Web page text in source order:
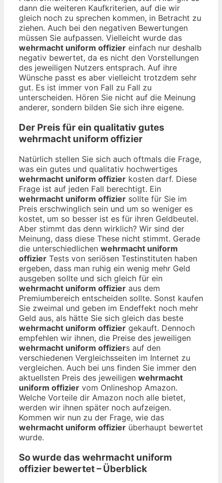
dann die weiteren Kaufkriterien, auf die wir
gleich noch zu sprechen kommen, in Betracht zu
ziehen. Auch bei den negativen Bewertungen
müssen Sie aufpassen. Vielleicht wurde das
wehrmacht uniform offizier einfach nur deshalb
negativ bewertet, da es nicht den Vorstellungen
des jeweiligen Nutzers entsprach. Auf ihre
Wünsche passt es aber vielleicht trotzdem sehr
gut. Es ist immer von Fall zu Fall zu
unterscheiden. Hören Sie nicht auf die Meinung
anderer, sondern bilden Sie sich ihre eigene.
Der Preis für ein qualitativ gutes
wehrmacht uniform offizier
Natürlich stellen Sie sich auch oftmals die Frage,
was ein gutes und qualitativ hochwertiges
wehrmacht uniform offizier kosten darf. Diese
Frage ist auf jeden Fall berechtigt. Ein
wehrmacht uniform offizier sollte für Sie im
Preis erschwinglich sein und um so weniger es
kostet, um so besser ist es für ihren Geldbeutel.
Aber stimmt das denn wirklich? Wir sind der
Meinung, dass diese These nicht stimmt. Gerade
die unterschiedlichen wehrmacht uniform
offizier Tests von seriösen Testinstituten haben
ergeben, dass man ruhig ein wenig mehr Geld
ausgeben sollte und sich gleich für ein
wehrmacht uniform offizier aus dem
Premiumbereich entscheiden sollte. Sonst kaufen
Sie zweimal und geben im Endeffekt noch mehr
Geld aus, als hätte Sie sich gleich das beste
wehrmacht uniform offizier gekauft. Dennoch
empfehlen wir ihnen, die Preise des jeweiligen
wehrmacht uniform offiziers auf den
verschiedenen Vergleichsseiten im Internet zu
vergleichen. Auch bei uns finden Sie immer den
aktuellsten Preis des jeweiligen wehrmacht
uniform offizier vom Onlineshop Amazon.
Welche Vorteile dir Amazon noch alle bietet,
werden wir ihnen später noch aufzeigen.
Kommen wir nun zu der Frage, wie das
wehrmacht uniform offizier überhaupt bewertet
wurde.
So wurde das wehrmacht uniform
offizier bewertet – Überblick